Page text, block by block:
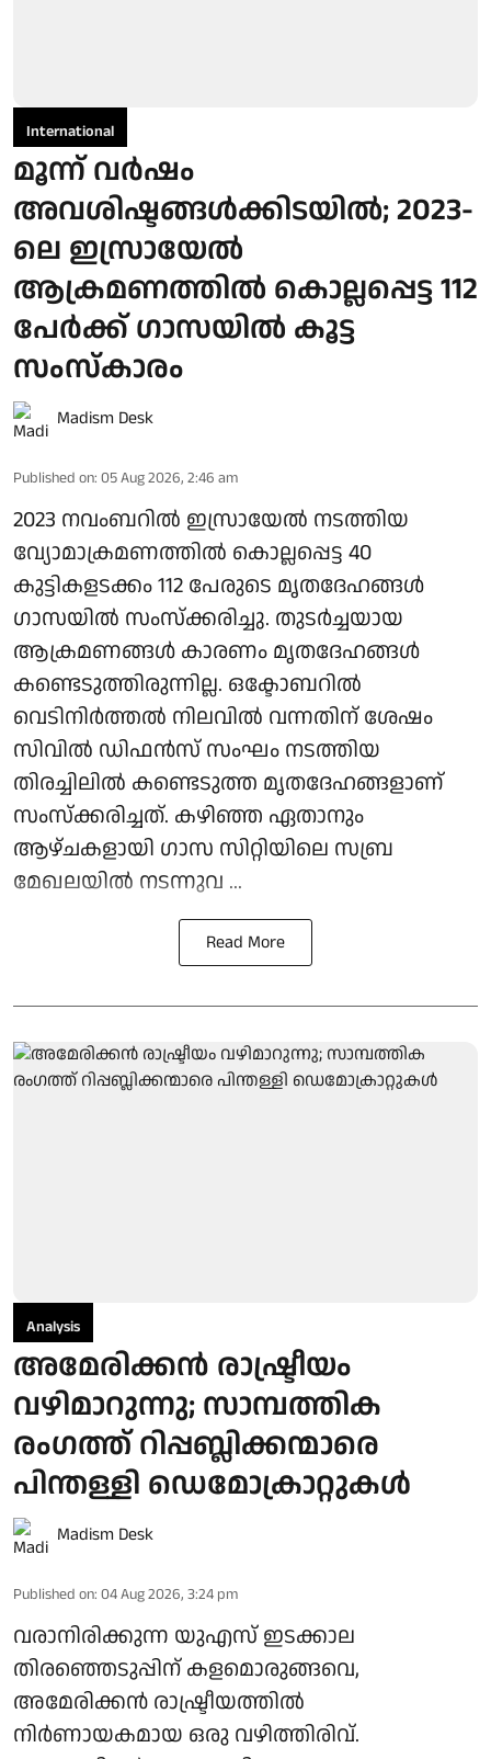
International
മൂന്ന് വര്‍ഷം
അവശിഷ്ടങ്ങള്‍ക്കിടയില്‍; 2023-
ലെ ഇസ്രായേല്‍
ആക്രമണത്തില്‍ കൊല്ലപ്പെട്ട 112
പേര്‍ക്ക് ഗാസയില്‍ കൂട്ട
സംസ്‌കാരം
Madism Desk
Published on: 05 Aug 2026, 2:46 am
2023 നവംബറില്‍ ഇസ്രായേല്‍ നടത്തിയ
വ്യോമാക്രമണത്തില്‍ കൊല്ലപ്പെട്ട 40
കുട്ടികളടക്കം 112 പേരുടെ മൃതദേഹങ്ങള്‍
ഗാസയില്‍ സംസ്‌ക്കരിച്ചു. തുടര്‍ച്ചയായ
ആക്രമണങ്ങള്‍ കാരണം മൃതദേഹങ്ങള്‍
കണ്ടെടുത്തിരുന്നില്ല. ഒക്ടോബറില്‍
വെടിനിര്‍ത്തല്‍ നിലവില്‍ വന്നതിന് ശേഷം
സിവില്‍ ഡിഫന്‍സ് സംഘം നടത്തിയ
തിരച്ചിലില്‍ കണ്ടെടുത്ത മൃതദേഹങ്ങളാണ്
സംസ്‌ക്കരിച്ചത്. കഴിഞ്ഞ ഏതാനും
ആഴ്ചകളായി ഗാസ സിറ്റിയിലെ സബ്ര
മേഖലയില്‍ നടന്നുവ ...
Read More
Analysis
അമേരിക്കൻ രാഷ്ട്രീയം
വഴിമാറുന്നു; സാമ്പത്തിക
രംഗത്ത് റിപ്പബ്ലിക്കന്മാരെ
പിന്തള്ളി ഡെമോക്രാറ്റുകൾ
Madism Desk
Published on: 04 Aug 2026, 3:24 pm
വരാനിരിക്കുന്ന യുഎസ് ഇടക്കാല
തിരഞ്ഞെടുപ്പിന് കളമൊരുങ്ങവെ,
അമേരിക്കൻ രാഷ്ട്രീയത്തിൽ
നിർണായകമായ ഒരു വഴിത്തിരിവ്.